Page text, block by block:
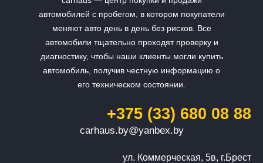
автомобилей с пробегом, в котором покупатели
меняют авто день в день без рисков. Все
автомобили тщательно проходят проверку и
диагностику, чтобы наши клиенты могли купить
автомобиль, получив честную информацию о
его техническом состоянии.
+375 (33) 680 08 88
carhaus.by@yanbex.by
ул. Коммерческая, 5в, г.Брест